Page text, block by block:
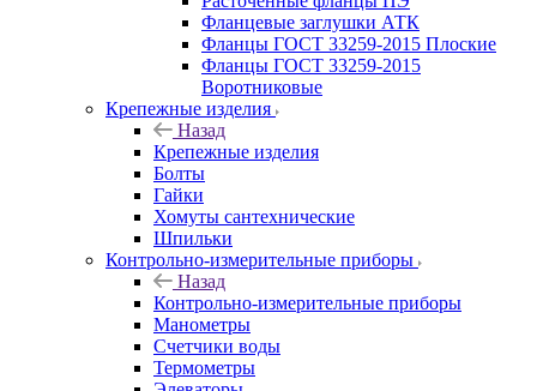
Фланцевые заглушки АТК
Фланцы ГОСТ 33259-2015 Плоские
Фланцы ГОСТ 33259-2015
Воротниковые
Крепежные изделия
Назад
Крепежные изделия
Болты
Гайки
Хомуты сантехнические
Шпильки
Контрольно-измерительные приборы
Назад
Контрольно-измерительные приборы
Манометры
Счетчики воды
Термометры